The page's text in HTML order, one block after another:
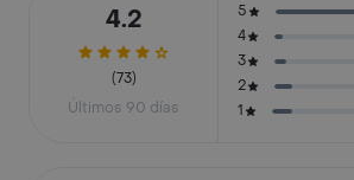
4.2
(73)
Últimos 90 días
5
4
3
2
1